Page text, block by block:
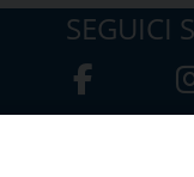
SEGUICI